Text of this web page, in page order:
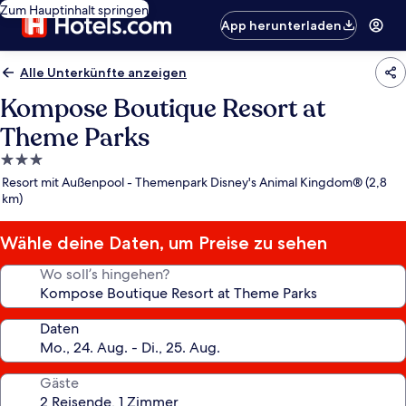
Zum Hauptinhalt springen
App herunterladen
Alle Unterkünfte anzeigen
Kompose Boutique Resort at
Theme Parks
3.0-
Sterne-
Unterkunft
Resort mit Außenpool - Themenpark Disney's Animal Kingdom® (2,8
km)
Wähle deine Daten, um Preise zu sehen
Wo soll’s hingehen?
Daten
Gäste